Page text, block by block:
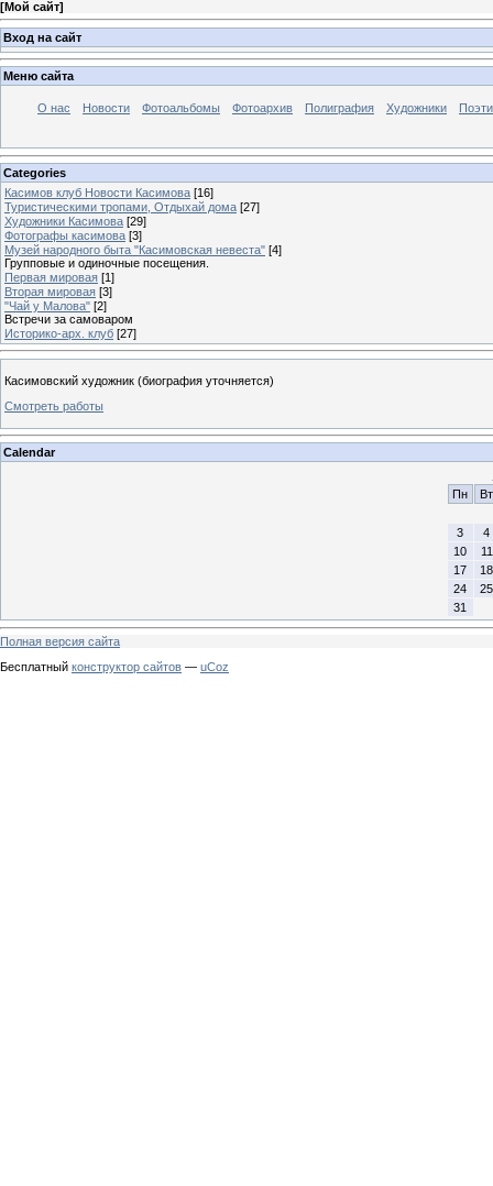
[Мой сайт]
Вход на сайт
Меню сайта
О нас Новости Фотоальбомы Фотоархив Полиграфия Художники
Categories
Касимов клуб Новости Касимова [16]
Туристическими тропами, Отдыхай дома [27]
Художники Касимова [29]
Фотографы касимова [3]
Музей народного быта "Касимовская невеста" [4]
Групповые и одиночные посещения.
Первая мировая [1]
Вторая мировая [3]
"Чай у Малова" [2]
Встречи за самоваром
Историко-арх. клуб [27]
Касимовский художник (биография уточняется)
Смотреть работы
Calendar
Пн
Вт
3
4
10
11
17
18
24
25
31
Полная версия сайта
Бесплатный конструктор сайтов — uCoz